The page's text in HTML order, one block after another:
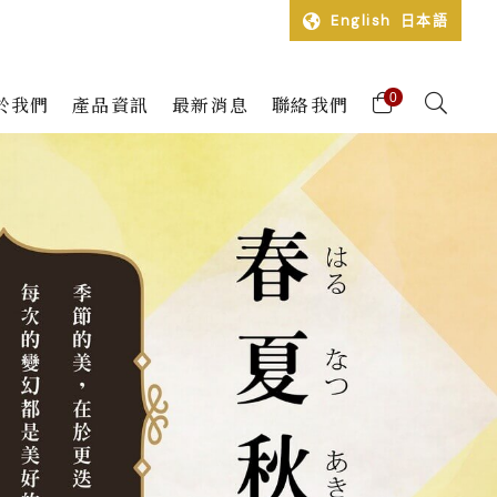
English 日本語
0
我們 產品資訊 最新消息 聯絡我們